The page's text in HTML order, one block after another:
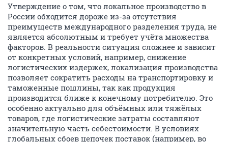
Утверждение о том, что локальное производство в
России обходится дороже из-за отсутствия
преимуществ международного разделения труда, не
является абсолютным и требует учёта множества
факторов. В реальности ситуация сложнее и зависит
от конкретных условий, например, снижение
логистических издержек, локализация производства
позволяет сократить расходы на транспортировку и
таможенные пошлины, так как продукция
производится ближе к конечному потребителю. Это
особенно актуально для объёмных или тяжёлых
товаров, где логистические затраты составляют
значительную часть себестоимости. В условиях
глобальных сбоев цепочек поставок (например, во